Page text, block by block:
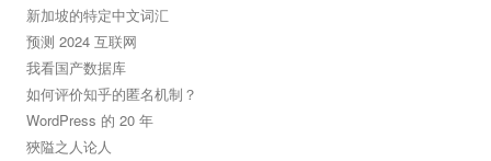
新加坡的特定中文词汇
预测 2024 互联网
我看国产数据库
如何评价知乎的匿名机制？
WordPress 的 20 年
狹隘之人论人